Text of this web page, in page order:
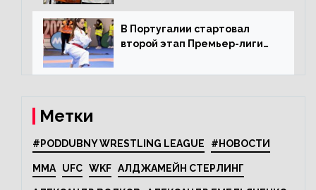
В Португалии стартовал
второй этап Премьер-лиги
Метки
#PODDUBNY WRESTLING LEAGUE #НОВОСТИ
MMA UFC WKF АЛДЖАМЕЙН СТЕРЛИНГ